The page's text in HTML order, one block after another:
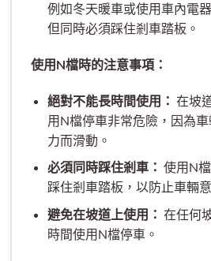
例如冬天暖車或使用車內電
但同時必須踩住剎車踏板。
使用N檔時的注意事項：
絕對不能長時間使用： 在坡
用N檔停車非常危險，因為
力而滑動。
必須同時踩住剎車： 使用N
踩住剎車踏板，以防止車輛
避免在坡道上使用： 在任何
時間使用N檔停車。